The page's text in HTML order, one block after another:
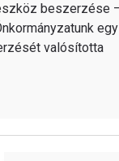
beszerzése
egy
valósította